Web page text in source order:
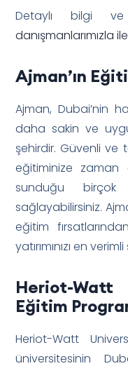
Detaylı bilgi
danışmanlarımızla
Ajman’ın
Ajman, Dubai’nin
daha sakin ve
şehirdir. Güvenli
eğitiminize zaman
sunduğu
sağlayabilirsiniz.
eğitim
yatırımınızı en
Heriot-
Eğitim
Heriot-Watt
üniversitesinin